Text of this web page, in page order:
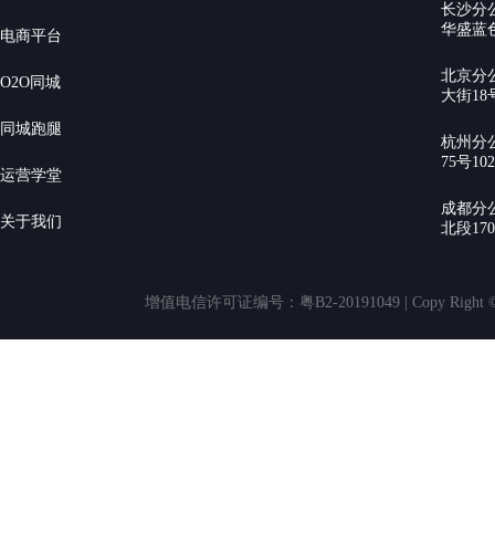
电商平台
O2O同城
同城跑腿
运营学堂
关于我们
长沙分
华盛蓝
北京分
大街18
杭州分
75号
成都分
北段
增值电信许可证编号：粤B2-20191049 | Copy